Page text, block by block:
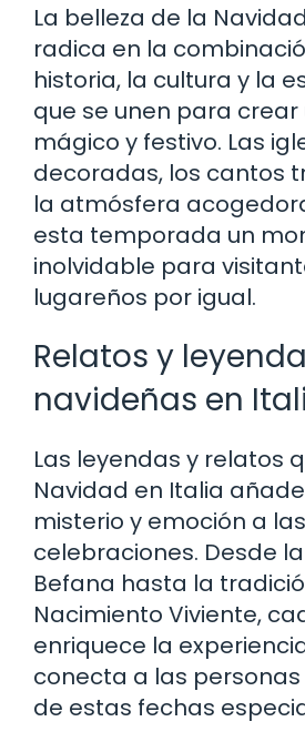
La belleza de la
radica en la
historia, la cultura y la
que se unen para
mágico y festivo. Las
decoradas, los cantos
la atmósfera
esta temporada un
inolvidable para
lugareños por igual.
Relatos y
navideñas en
Las leyendas y relatos
Navidad en Italia
misterio y emoción a las
celebraciones. Desde
Befana hasta la
Nacimiento Viviente,
enriquece la
conecta a las
de estas fechas